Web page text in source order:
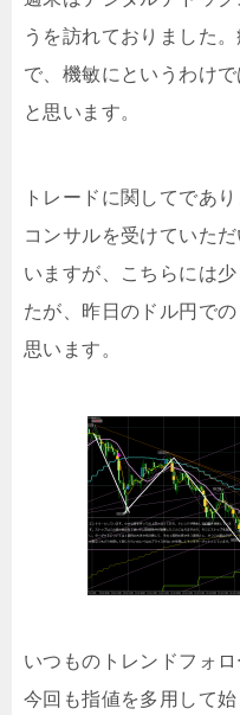
うを訪れておりました
で、機敏にというわけ
と思います。
トレードに関してであ
コンサルを受けていた
いますが、こちらには
たが、昨日のドル円で
思います。
いつものトレンドフォ
今回も指値を多用して